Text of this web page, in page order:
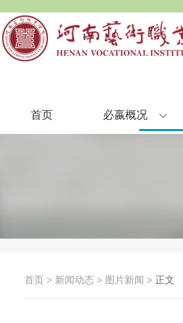
首页 必嬴概况
首页 > 新闻动态 > 图片新闻 > 正文